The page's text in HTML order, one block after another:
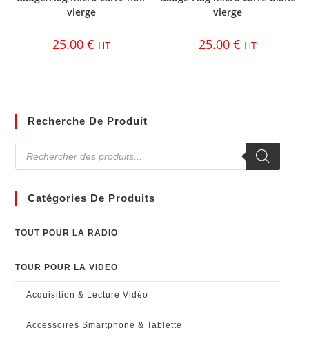
vierge
25.00€ HT
vierge
25.00 € HT
Recherche De Produit
Catégories De Produits
TOUT POUR LA RADIO
TOUR POUR LA VIDEO
Acquisition & Lecture Vidéo
Accessoires Smartphone & Tablette